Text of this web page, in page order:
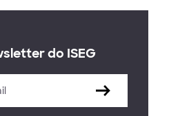
do ISEG